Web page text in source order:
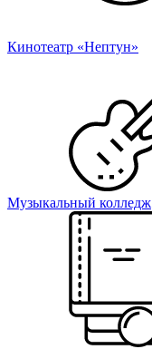
Кинотеатр «Нептун»
Музыкальный колледж